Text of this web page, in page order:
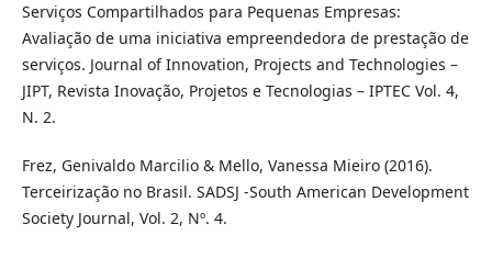
Serviços Compartilhados para Pequenas Empresas:
Avaliação de uma iniciativa empreendedora de prestação de
serviços. Journal of Innovation, Projects and Technologies –
JIPT, Revista Inovação, Projetos e Tecnologias – IPTEC Vol. 4,
N. 2.
Frez, Genivaldo Marcilio & Mello, Vanessa Mieiro (2016).
Terceirização no Brasil. SADSJ -South American Development
Society Journal, Vol. 2, Nº. 4.